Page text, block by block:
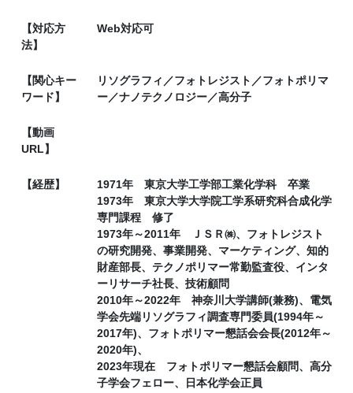
【対応方
法】
Web対応可
【関心キー
ワード】
リソグラフィ／フォトレジスト／フォトポリマ
ー／ナノテクノロジー／高分子
【動画
URL】
【経歴】
1971年 東京大学工学部工業化学科 卒業
1973年 東京大学大学院工学系研究科合成化学
専門課程 修了
1973年～2011年 ＪＳＲ㈱、フォトレジスト
の研究開発、事業開発、マーケティング、知的
財産部長、テクノポリマー常勤監査役、インタ
ーリサーチ社長、技術顧問
2010年～2022年 神奈川大学講師(兼務)、電気
学会先端リソグラフィ調査専門委員(1994年～
2017年)、フォトポリマー懇話会会長(2012年～
2020年)、
2023年現在 フォトポリマー懇話会顧問、高分
子学会フェロー、日本化学会正員